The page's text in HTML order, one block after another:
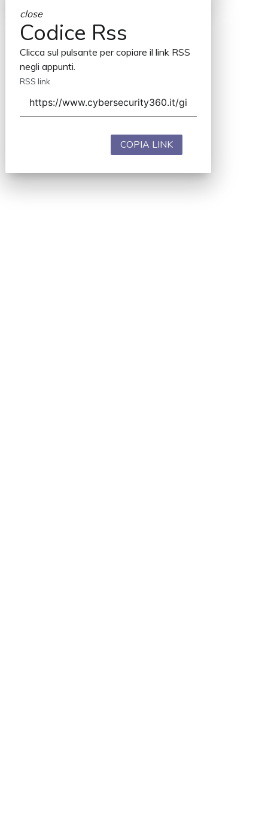
close
Codice Rss
Clicca sul pulsante per copiare il link RSS
negli appunti.
RSS link
COPIA LINK